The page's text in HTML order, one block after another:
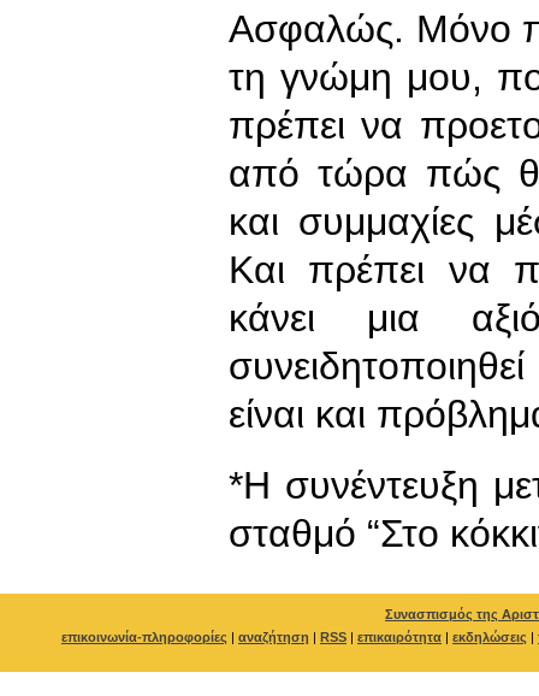
Ασφαλώς. Μόνο
τη γνώμη μου,
πρέπει να
από τώρα πώς
και συμμαχίες
Και πρέπει να
κάνει μια
είναι και
*Η συνέντευξη
σταθμό “Στο
Συνασπισμός της
επικοινωνία-πληροφορίες | αναζήτηση | RSS | επικαιρότητα | εκδηλώσεις |